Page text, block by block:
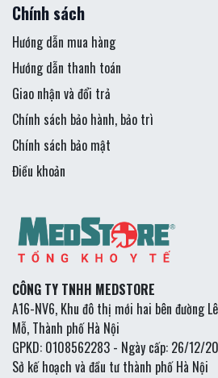
Chính sách
Hướng dẫn mua hàng
Hướng dẫn thanh toán
Giao nhận và đổi trả
Chính sách bảo hành, bảo trì
Chính sách bảo mật
Điều khoản
CÔNG TY TNHH MEDSTORE
A16-NV6, Khu đô thị mới hai bên đường
Mỗ, Thành phố Hà Nội
GPKD: 0108562283 - Ngày cấp: 26/12/
Sở kế hoạch và đầu tư thành phố Hà Nội